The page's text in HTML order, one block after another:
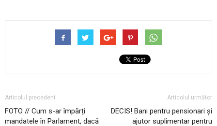
Articolul precedent
FOTO // Cum s-ar împărți
mandatele în Parlament, dacă
Articolul următor
DECIS! Bani pentru pensionari și
ajutor suplimentar pentru